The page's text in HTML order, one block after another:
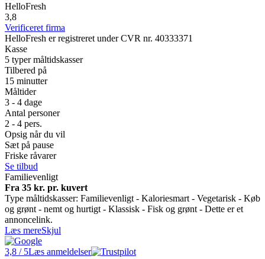
HelloFresh
3,8
Verificeret firma
HelloFresh er registreret under CVR nr. 40333371
Kasse
5 typer måltidskasser
Tilbered på
15 minutter
Måltider
3 - 4 dage
Antal personer
2 - 4 pers.
Opsig når du vil
Sæt på pause
Friske råvarer
Se tilbud
Familievenligt
Fra 35 kr. pr. kuvert
Type måltidskasser: Familievenligt - Kaloriesmart - Vegetarisk - Køb
og grønt - nemt og hurtigt - Klassisk - Fisk og grønt - Dette er et
annoncelink.
Læs mereSkjul
3,8 / 5Læs anmeldelser